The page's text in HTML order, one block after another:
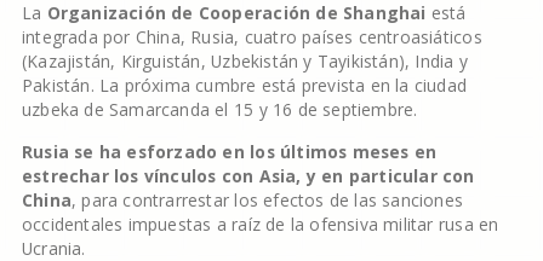
La Organización de Cooperación de Shanghai está
integrada por China, Rusia, cuatro países centroasiáticos
(Kazajistán, Kirguistán, Uzbekistán y Tayikistán), India y
Pakistán. La próxima cumbre está prevista en la ciudad
uzbeka de Samarcanda el 15 y 16 de septiembre.
Rusia se ha esforzado en los últimos meses en
estrechar los vínculos con Asia, y en particular con
China, para contrarrestar los efectos de las sanciones
occidentales impuestas a raíz de la ofensiva militar rusa en
Ucrania.